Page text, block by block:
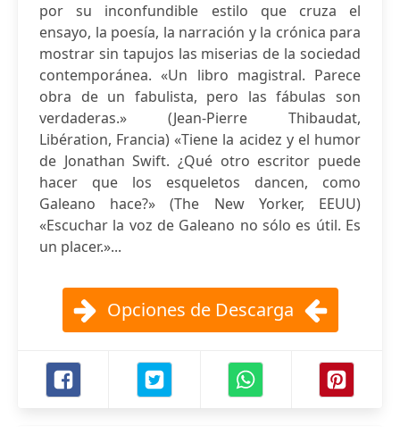
por su inconfundible estilo que cruza el
ensayo, la poesía, la narración y la crónica para
mostrar sin tapujos las miserias de la sociedad
contemporánea. «Un libro magistral. Parece
obra de un fabulista, pero las fábulas son
verdaderas.» (Jean-Pierre Thibaudat,
Libération, Francia) «Tiene la acidez y el humor
de Jonathan Swift. ¿Qué otro escritor puede
hacer que los esqueletos dancen, como
Galeano hace?» (The New Yorker, EEUU)
«Escuchar la voz de Galeano no sólo es útil. Es
un placer.»...
Opciones de Descarga